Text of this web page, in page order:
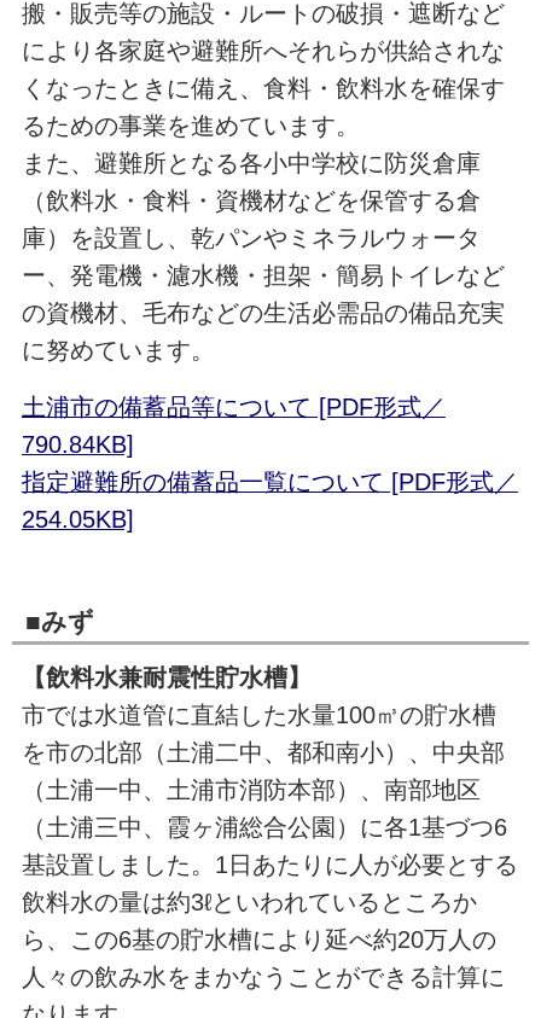
搬・販売等の施設・ルートの破損・遮断など
により各家庭や避難所へそれらが供給されな
くなったときに備え、食料・飲料水を確保す
るための事業を進めています。
また、避難所となる各小中学校に防災倉庫
（飲料水・食料・資機材などを保管する倉
庫）を設置し、乾パンやミネラルウォータ
ー、発電機・濾水機・担架・簡易トイレなど
の資機材、毛布などの生活必需品の備品充実
に努めています。
土浦市の備蓄品等について [PDF形式／
790.84KB]
指定避難所の備蓄品一覧について [PDF形式／
254.05KB]
■みず
【飲料水兼耐震性貯水槽】
市では水道管に直結した水量100㎥の貯水槽
を市の北部（土浦二中、都和南小）、中央部
（土浦一中、土浦市消防本部）、南部地区
（土浦三中、霞ヶ浦総合公園）に各1基づつ6
基設置しました。1日あたりに人が必要とする
飲料水の量は約3ℓといわれているところか
ら、この6基の貯水槽により延べ約20万人の
人々の飲み水をまかなうことができる計算に